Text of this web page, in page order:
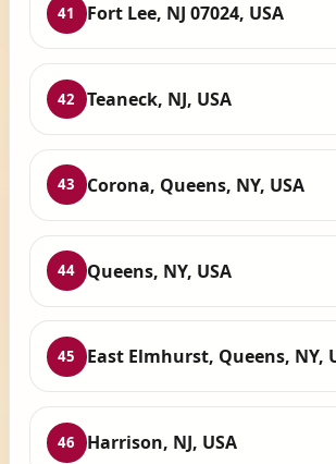
41 Fort Lee, NJ 07024, USA
42 Teaneck, NJ, USA
43 Corona, Queens, NY, USA
44 Queens, NY, USA
45 East Elmhurst, Queens, NY,
46 Harrison, NJ, USA